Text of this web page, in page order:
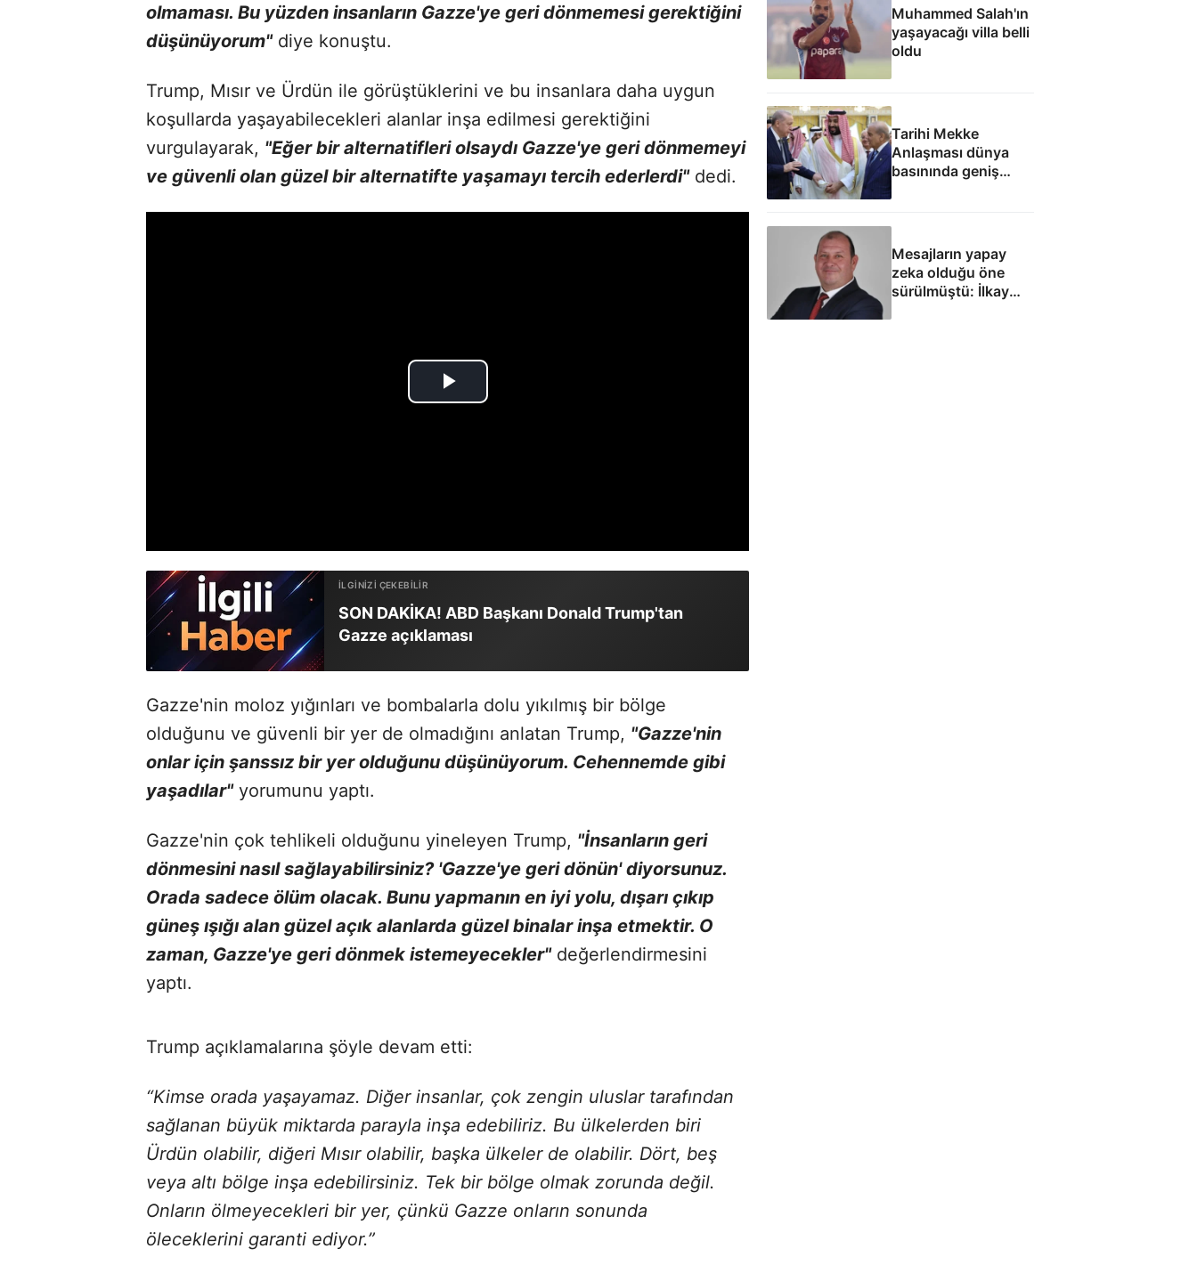
olmaması. Bu yüzden insanların Gazze'ye geri dönmemesi gerektiğini
düşünüyorum"diye konuştu.
Trump, Mısır ve Ürdün ile görüştüklerini ve bu insanlara daha uygun
koşullarda yaşayabilecekleri alanlar inşa edilmesi gerektiğini
vurgulayarak, "Eğer bir alternatifleri olsaydı Gazze'ye geri dönmemeyi
ve güvenli olan güzel bir alternatifte yaşamayı tercih ederlerdi"dedi.
SON DAKİKA! ABD Başkanı Donald Trump'tan
Gazze açıklaması
Gazze'nin moloz yığınları ve bombalarla dolu yıkılmış bir bölge
olduğunu ve güvenli bir yer de olmadığını anlatan Trump, "Gazze'nin
onlar için şanssız bir yer olduğunu düşünüyorum. Cehennemde gibi
yaşadılar"yorumunu yaptı.
Gazze'nin çok tehlikeli olduğunu yineleyen Trump, "İnsanların geri
dönmesini nasıl sağlayabilirsiniz? 'Gazze'ye geri dönün' diyorsunuz.
Orada sadece ölüm olacak. Bunu yapmanın en iyi yolu, dışarı çıkıp
güneş ışığı alan güzel açık alanlarda güzel binalar inşa etmektir. O
zaman, Gazze'ye geri dönmek istemeyecekler"değerlendirmesini
yaptı.
Trump açıklamalarına şöyle devam etti:
“Kimse orada yaşayamaz. Diğer insanlar, çok zengin uluslar tarafından
sağlanan büyük miktarda parayla inşa edebiliriz. Bu ülkelerden biri
Ürdün olabilir, diğeri Mısır olabilir, başka ülkeler de olabilir. Dört, beş
veya altı bölge inşa edebilirsiniz. Tek bir bölge olmak zorunda değil.
Onların ölmeyecekleri bir yer, çünkü Gazze onların sonunda
öleceklerini garanti ediyor.”
Muhammed Salah'ın
yaşayacağı villa belli
oldu
Tarihi Mekke
Anlaşması dünya
basınında geniş
yankı uyandırdı
Mesajların yapay
zeka olduğu öne
sürülmüştü: İlkay